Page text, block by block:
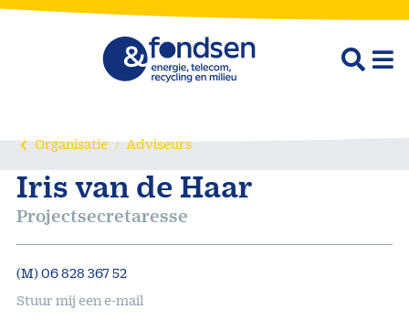
Organisatie Adviseurs
Iris van de Haar
Projectsecretaresse
(M) 06 828 367 52
Stuur mij een e-mail